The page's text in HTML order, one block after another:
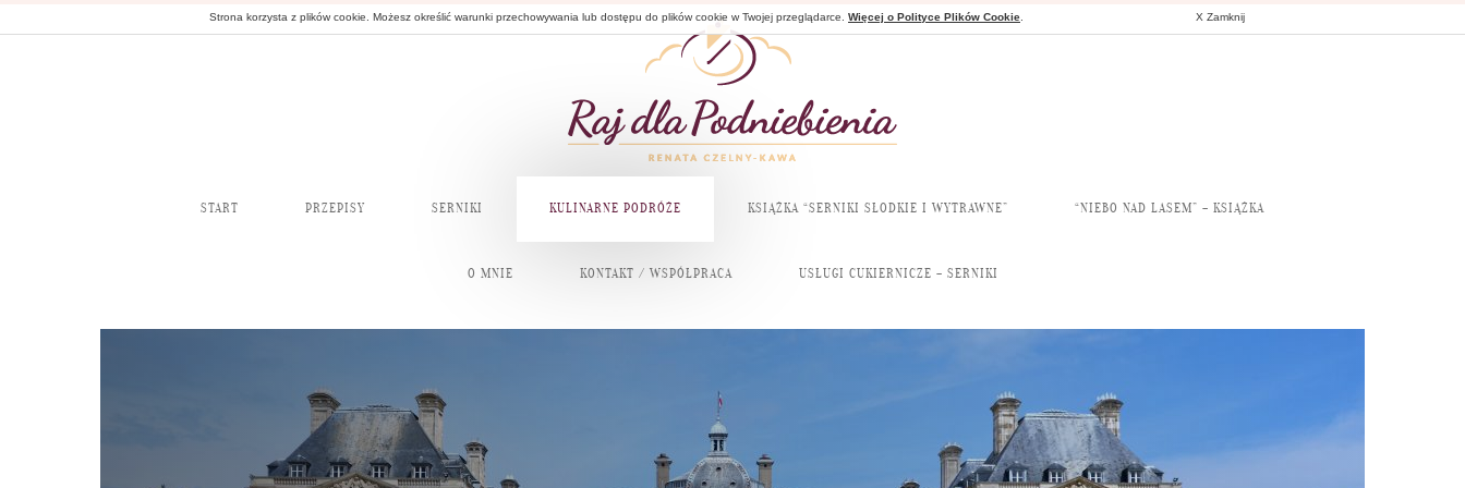
START PRZEPISY SERNIKI KULINARNE PODRÓŻE KSIĄŻKA “SERNIKI SŁODKIE I WYTRAWNE” “NIEBO NAD LASEM” – KSIĄŻKA
O MNIE KONTAKT / WSPÓŁPRACA USŁUGI CUKIERNICZE – SERNIKI
X Zamknij
Strona korzysta z plików cookie. Możesz określić warunki przechowywania lub dostępu do plików cookie w Twojej przeglądarce. Więcej o Polityce Plików Cookie